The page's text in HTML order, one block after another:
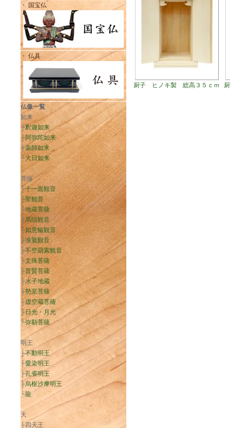
・ 国宝仏
・ 仏具
仏像一覧
如来
├釈迦如来
├阿弥陀如来
├薬師如来
└大日如来
菩薩
├十一面観音
├聖観音
├地蔵菩薩
├馬頭観音
├如意輪観音
├准胝観音
├不空羂索観音
├文殊菩薩
├普賢菩薩
├水子地蔵
├勢至菩薩
├虚空蔵菩薩
├日光・月光
└弥勒菩薩
明王
├不動明王
├愛染明王
├孔雀明王
├烏枢沙摩明王
└龍
天
├四天王
厨子 ヒノキ製 総高３５ｃｍ